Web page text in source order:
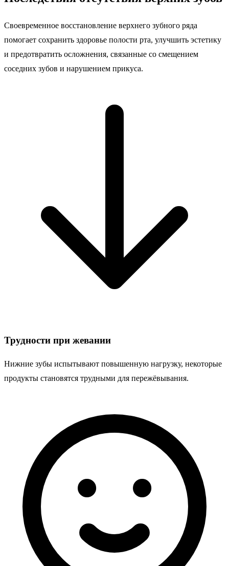
Своевременное восстановление верхнего зубного ряда
помогает сохранить здоровье полости рта, улучшить эстетику
и предотвратить осложнения, связанные со смещением
соседних зубов и нарушением прикуса.
Трудности при жевании
Нижние зубы испытывают повышенную нагрузку, некоторые
продукты становятся трудными для пережёвывания.